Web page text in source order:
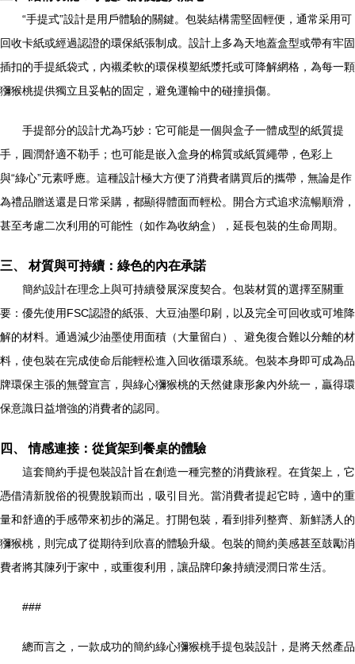
“手提式”設計是用戶體驗的關鍵。包裝結構需堅固輕便，通常采用可
回收卡紙或經過認證的環保紙張制成。設計上多為天地蓋盒型或帶有牢固
插扣的手提紙袋式，內襯柔軟的環保模塑紙漿托或可降解網格，為每一顆
獼猴桃提供獨立且妥帖的固定，避免運輸中的碰撞損傷。
手提部分的設計尤為巧妙：它可能是一個與盒子一體成型的紙質提
手，圓潤舒適不勒手；也可能是嵌入盒身的棉質或紙質繩帶，色彩上
與“綠心”元素呼應。這種設計極大方便了消費者購買后的攜帶，無論是作
為禮品贈送還是日常采購，都顯得體面而輕松。開合方式追求流暢順滑，
甚至考慮二次利用的可能性（如作為收納盒），延長包裝的生命周期。
三、 材質與可持續：綠色的內在承諾
簡約設計在理念上與可持續發展深度契合。包裝材質的選擇至關重
要：優先使用FSC認證的紙張、大豆油墨印刷，以及完全可回收或可堆降
解的材料。通過減少油墨使用面積（大量留白）、避免復合難以分離的材
料，使包裝在完成使命后能輕松進入回收循環系統。包裝本身即可成為品
牌環保主張的無聲宣言，與綠心獼猴桃的天然健康形象內外統一，贏得環
保意識日益增強的消費者的認同。
四、 情感連接：從貨架到餐桌的體驗
這套簡約手提包裝設計旨在創造一種完整的消費旅程。在貨架上，它
憑借清新脫俗的視覺脫穎而出，吸引目光。當消費者提起它時，適中的重
量和舒適的手感帶來初步的滿足。打開包裝，看到排列整齊、新鮮誘人的
獼猴桃，則完成了從期待到欣喜的體驗升級。包裝的簡約美感甚至鼓勵消
費者將其陳列于家中，或重復利用，讓品牌印象持續浸潤日常生活。
###
總而言之，一款成功的簡約綠心獼猴桃手提包裝設計，是將天然產品